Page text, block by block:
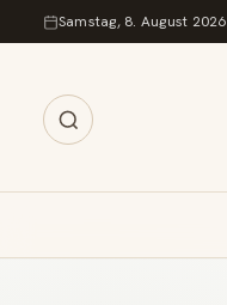
Zum Inhalt springen
Samstag, 8. August 2026